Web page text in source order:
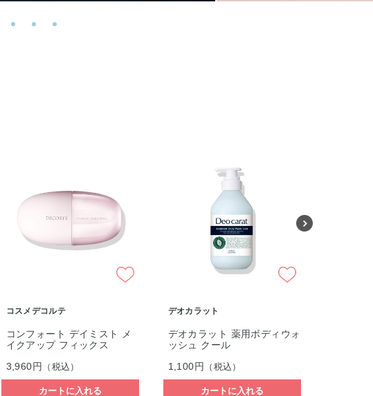
デオカラット
デオカラット 薬用ボディウォ
ッシュ クール
1,100円
（税込）
カートに入れる
ONE BY KOSE
ポアクリア オイル
1,980円 （税込）
種類を選ぶ